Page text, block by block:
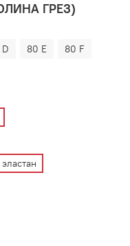
ГРЕЗ)
80 E
80 F